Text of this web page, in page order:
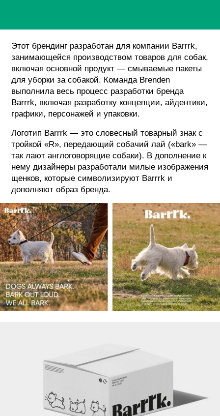
Этот брендинг разработан для компании Barrrk,
занимающейся производством товаров для собак,
включая основной продукт — смываемые пакеты
для уборки за собакой. Команда Brenden
выполнила весь процесс разработки бренда
Barrrk, включая разработку концепции, айдентики,
графики, персонажей и упаковки.
Логотип Barrrk — это словесный товарный знак с
тройкой «R», передающий собачий лай («bark» —
так лают англоговорящие собаки). В дополнение к
нему дизайнеры разработали милые изображения
щенков, которые символизируют Barrrk и
дополняют образ бренда.
О ПРОЕКТЕ
РЕКЛАМА
КОНТАКТЫ